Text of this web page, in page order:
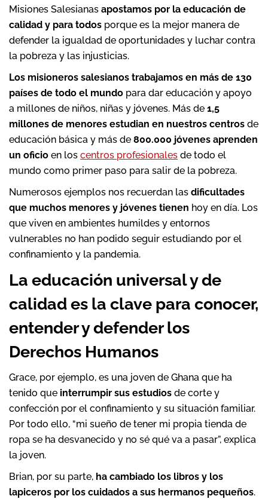
Misiones Salesianas apostamos por la educación de
calidad y para todos porque es la mejor manera de
defender la igualdad de oportunidades y luchar contra
la pobreza y las injusticias.
Los misioneros salesianos trabajamos en más de 130
países de todo el mundo para dar educación y apoyo
a millones de niños, niñas y jóvenes. Más de 1,5
millones de menores estudian en nuestros centros de
educación básica y más de 800.000 jóvenes aprenden
un oficio en los centros profesionales de todo el
mundo como primer paso para salir de la pobreza.
Numerosos ejemplos nos recuerdan las dificultades
que muchos menores y jóvenes tienen hoy en día. Los
que viven en ambientes humildes y entornos
vulnerables no han podido seguir estudiando por el
confinamiento y la pandemia.
La educación universal y de
calidad es la clave para conocer,
entender y defender los
Derechos Humanos
Grace, por ejemplo, es una joven de Ghana que ha
tenido que interrumpir sus estudios de corte y
confección por el confinamiento y su situación familiar.
Por todo ello, “mi sueño de tener mi propia tienda de
ropa se ha desvanecido y no sé qué va a pasar”, explica
la joven.
Brian, por su parte, ha cambiado los libros y los
lapiceros por los cuidados a sus hermanos pequeños.